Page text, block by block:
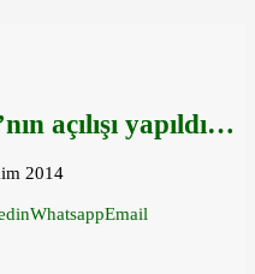
açılışı yapıldı…
2014
WhatsappEmail